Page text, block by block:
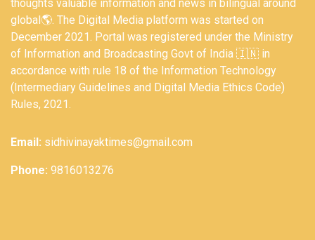
thoughts valuable information and news in bilingual around
global🌎. The Digital Media platform was started on
December 2021. Portal was registered under the Ministry
of Information and Broadcasting Govt of India 🇮🇳 in
accordance with rule 18 of the Information Technology
(Intermediary Guidelines and Digital Media Ethics Code)
Rules, 2021.
Email: sidhivinayaktimes@gmail.com
Phone: 9816013276